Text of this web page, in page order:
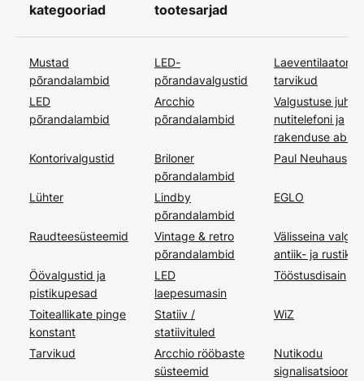
kategooriad
tootesarjad
Mustad
põrandalambid
LED-
põrandavalgustid
Laeventilaatorite
tarvikud
LED
põrandalambid
Arcchio
põrandalambid
Valgustuse
nutitelefoni ja
rakenduse abil
Kontorivalgustid
Briloner
põrandalambid
Paul Neuhaus
Lühter
Lindby
põrandalambid
EGLO
Raudteesüsteemid
Vintage & retro
põrandalambid
Välisseina
antiik- ja
Öövalgustid ja
pistikupesad
LED
laepesumasin
Tööstusdisain
Toiteallikate pinge
konstant
Statiiv /
statiivituled
WiZ
Tarvikud
Arcchio rööbaste
süsteemid
Nutikodu